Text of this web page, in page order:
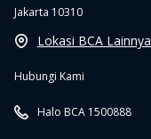
Jakarta 10310
Lokasi BCA Lainnya
Hubungi Kami
Halo BCA 1500888